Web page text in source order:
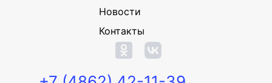
Новости
Контакты